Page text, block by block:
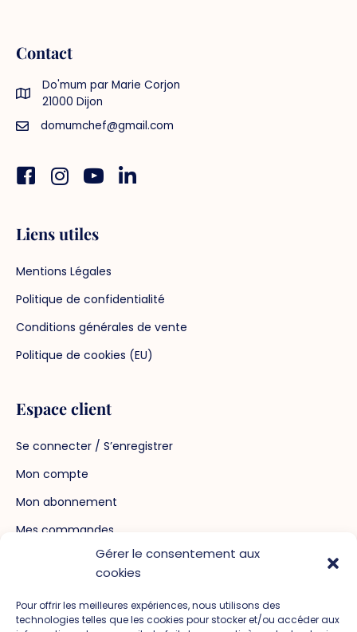
Gérer le consentement aux
cookies
Pour offrir les meilleures expériences, nous utilisons des
technologies telles que les cookies pour stocker et/ou accéder aux
Contact
Do'mum par Marie Corjon
21000 Dijon
domumchef@gmail.com
FacebookInstagramYou tubeLinkedin
Liens utiles
Mentions Légales
Politique de confidentialité
Conditions générales de vente
Politique de cookies (EU)
Espace client
Se connecter / S’enregistrer
Mon compte
Mon abonnement
Mes commandes
Mot de passe perdu
Crédits